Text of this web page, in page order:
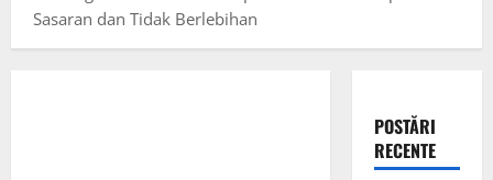
Sasaran dan Tidak Berlebihan
POSTĂRI
RECENTE